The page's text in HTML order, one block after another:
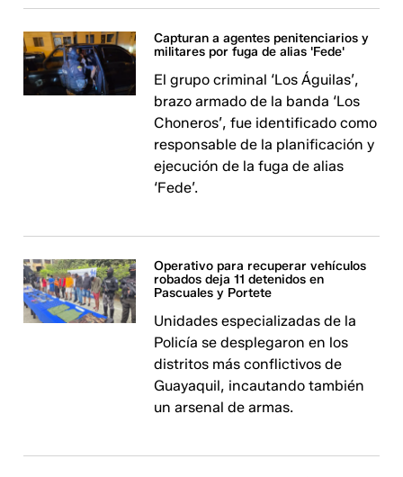
Capturan a agentes penitenciarios y
militares por fuga de alias 'Fede'
El grupo criminal ‘Los Águilas’,
brazo armado de la banda ‘Los
Choneros’, fue identificado como
responsable de la planificación y
ejecución de la fuga de alias
‘Fede’.
Operativo para recuperar vehículos
robados deja 11 detenidos en
Pascuales y Portete
Unidades especializadas de la
Policía se desplegaron en los
distritos más conflictivos de
Guayaquil, incautando también
un arsenal de armas.